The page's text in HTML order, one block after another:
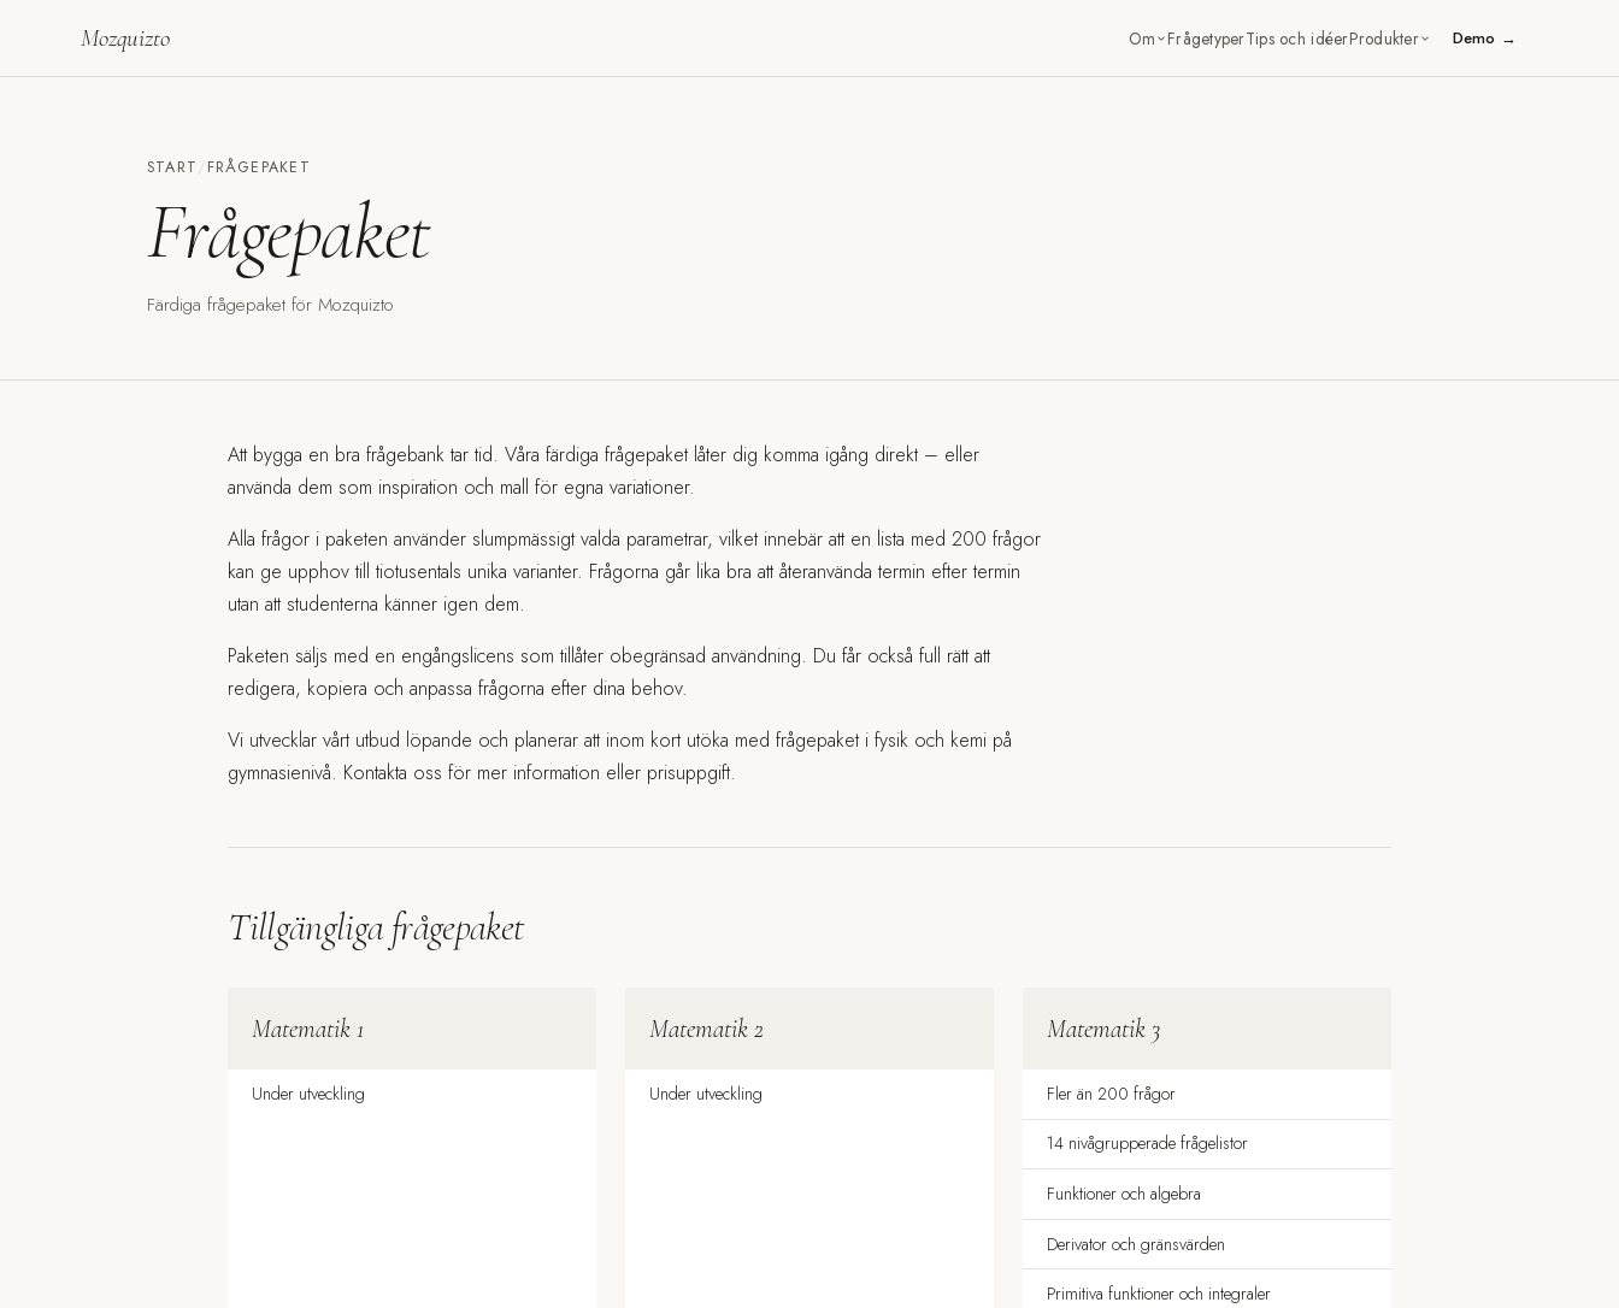
Mozquizto Om FrågetyperTips och idéerProdukter Demo →
START/FRÅGEPAKET
Frågepaket
Färdiga frågepaket för Mozquizto
Att bygga en bra frågebank tar tid. Våra färdiga frågepaket låter dig komma igång direkt – eller
använda dem som inspiration och mall för egna variationer.
Alla frågor i paketen använder slumpmässigt valda parametrar, vilket innebär att en lista med 200 frågor
kan ge upphov till tiotusentals unika varianter. Frågorna går lika bra att återanvända termin efter termin
utan att studenterna känner igen dem.
Paketen säljs med en engångslicens som tillåter obegränsad användning. Du får också full rätt att
redigera, kopiera och anpassa frågorna efter dina behov.
Vi utvecklar vårt utbud löpande och planerar att inom kort utöka med frågepaket i fysik och kemi på
gymnasienivå. Kontakta oss för mer information eller prisuppgift.
Tillgängliga frågepaket
Matematik 1
Under utveckling
Matematik 2
Under utveckling
Matematik 3
Fler än 200 frågor
14 nivågrupperade frågelistor
Funktioner och algebra
Derivator och gränsvärden
Primitiva funktioner och integraler